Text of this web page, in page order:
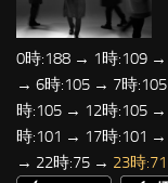
0時:188 → 1時:109
→ 6時:105 → 7時
時:105 → 12時:105
時:101 → 17時:101
→ 22時:75 → 23時:71